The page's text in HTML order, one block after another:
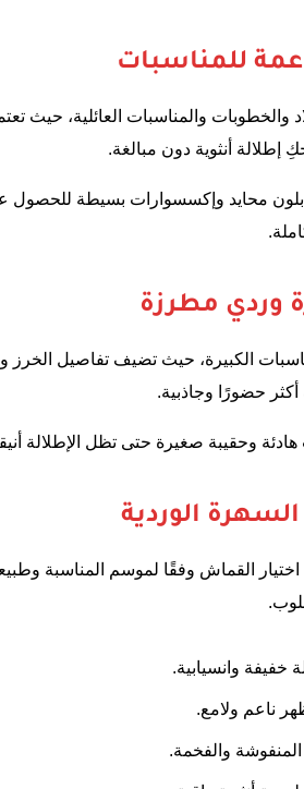
للمناسبات
والخطوبات والمناسبات العائلية، حيث
إطلالة أنثوية دون مبالغة.
محايد وإكسسوارات بسيطة للحصول
وردي مطرزة
الكبيرة، حيث تضيف تفاصيل الخرز
أكثر حضورًا وجاذبية.
وحقيبة صغيرة حتى تظل الإطلالة
الوردية
القماش وفقًا لموسم المناسبة
خفيفة وانسيابية.
ناعم ولامع.
المنفوشة والفخمة.